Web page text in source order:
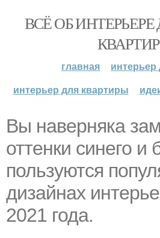
ВСЁ ОБ
главная
интерьер для квартиры
Вы наверняка
оттенки синего и
пользуются
дизайнах
2021 года.